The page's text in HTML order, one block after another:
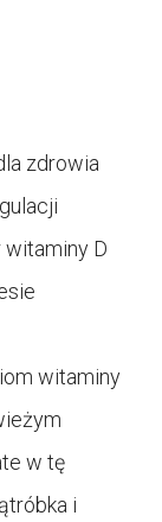
zdrowia
D
witaminy
w tę
i